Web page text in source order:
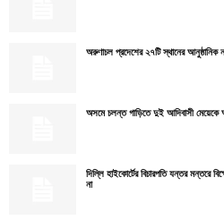
অরুণাচল প্রদেশের ২৭টি স্থানের আনুষ্ঠানিক
অসমে চলন্ত গাড়িতে দুই আদিবাসী মেয়েকে
দিল্লি হাইকোর্টের বিচারপতি যন্তর মন্তরে
না